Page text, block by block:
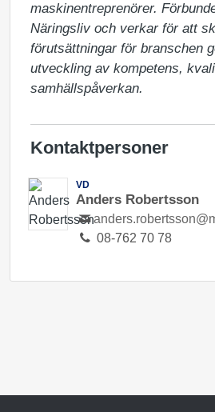
maskinentreprenörer.
Näringsliv och verkar för att
förutsättningar för branschen
utveckling av kompetens,
samhällspåverkan.
Kontaktpersoner
VD
Anders Robertsson
08-762 70 78